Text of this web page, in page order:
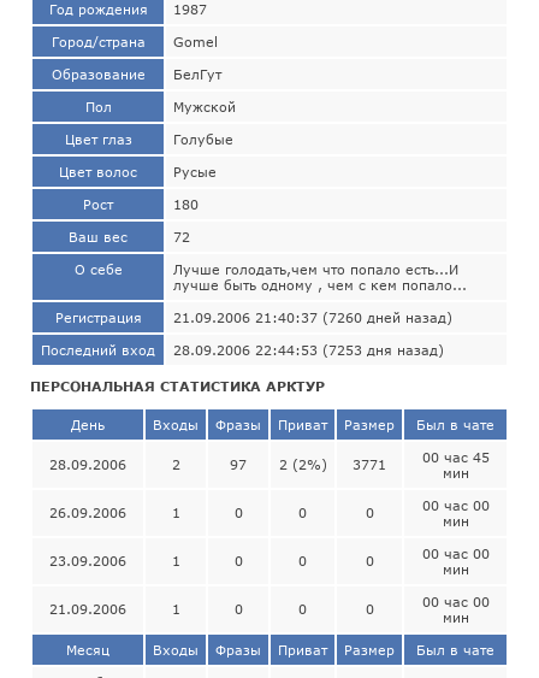
Год рождения 1987
Город/страна Gomel
Образование БелГут
Пол Мужской
Цвет глаз Голубые
Цвет волос Русые
Рост 180
Ваш вес 72
О себе
Лучше голодать,чем что попало есть...И
лучше быть одному , чем с кем попало...
Регистрация 21.09.2006 21:40:37 (7260 дней назад)
Последний вход 28.09.2006 22:44:53 (7253 дня назад)
ПЕРСОНАЛЬНАЯ СТАТИСТИКА АРКТУР
День Входы Фразы Приват Размер Был в чате
28.09.2006 2 97 2 (2%) 3771
00 час 45
мин
26.09.2006 1 0 0 0
00 час 00
мин
23.09.2006 1 0 0 0
00 час 00
мин
21.09.2006 1 0 0 0
00 час 00
мин
Месяц Входы Фразы Приват Размер Был в чате